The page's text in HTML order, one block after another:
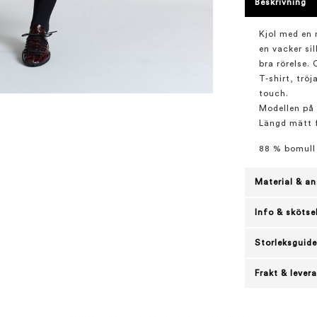
Beskrivning
Kjol med en
en vacker
bra rörelse.
T-shirt,
touch.
Modellen
Längd
88 %
Material &
Info &
Storleksguide
Frakt &